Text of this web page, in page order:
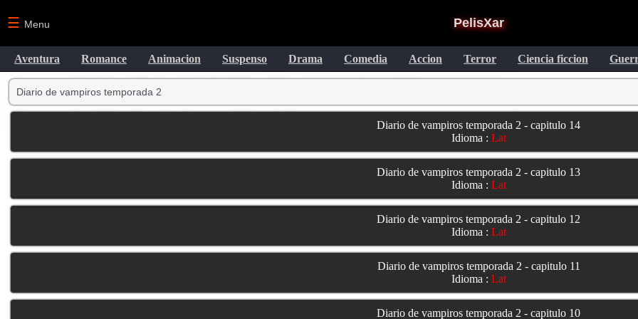
PelisXar
☰ Menu
Aventura Romance Animacion Suspenso Drama Comedia Accion Terror Ciencia ficcion
Diario de vampiros temporada 2
Diario de vampiros temporada 2 - capitulo 14
Idioma : Lat
Diario de vampiros temporada 2 - capitulo 13
Idioma : Lat
Diario de vampiros temporada 2 - capitulo 12
Idioma : Lat
Diario de vampiros temporada 2 - capitulo 11
Idioma : Lat
Diario de vampiros temporada 2 - capitulo 10